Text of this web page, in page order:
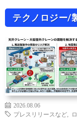
テクノロジー/
2026.08.06
プレスリリースなど